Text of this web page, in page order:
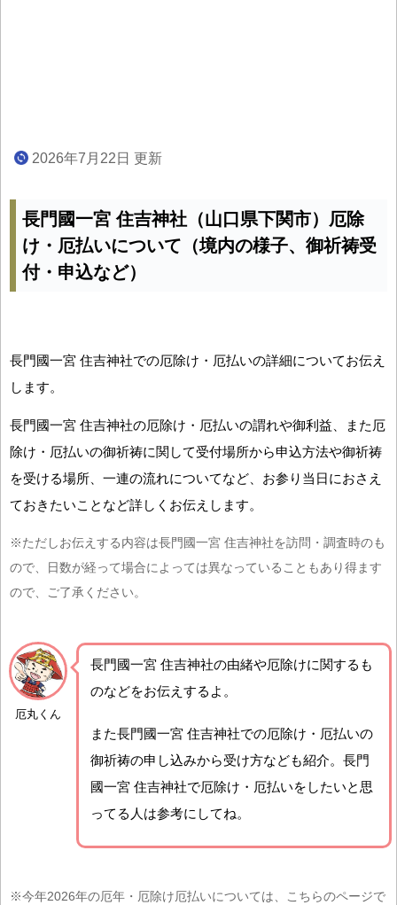
2026年7月22日 更新
長門國一宮 住吉神社（山口県下関市）厄除
け・厄払いについて（境内の様子、御祈祷受
付・申込など）
長門國一宮 住吉神社での厄除け・厄払いの詳細についてお伝え
します。
長門國一宮 住吉神社の厄除け・厄払いの謂れや御利益、また厄
除け・厄払いの御祈祷に関して受付場所から申込方法や御祈祷
を受ける場所、一連の流れについてなど、お参り当日におさえ
ておきたいことなど詳しくお伝えします。
※ただしお伝えする内容は長門國一宮 住吉神社を訪問・調査時のも
ので、日数が経って場合によっては異なっていることもあり得ます
ので、ご了承ください。
厄丸くん
長門國一宮 住吉神社の由緒や厄除けに関するも
のなどをお伝えするよ。
また長門國一宮 住吉神社での厄除け・厄払いの
御祈祷の申し込みから受け方なども紹介。長門
國一宮 住吉神社で厄除け・厄払いをしたいと思
ってる人は参考にしてね。
※今年2026年の厄年・厄除け厄払いについては、こちらのページで